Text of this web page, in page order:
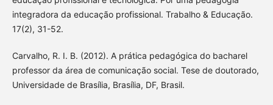
integradora da educação profissional. Trabalho & Educação.
17(2), 31-52.
Carvalho, R. I. B. (2012). A prática pedagógica do bacharel
professor da área de comunicação social. Tese de doutorado,
Universidade de Brasília, Brasília, DF, Brasil.